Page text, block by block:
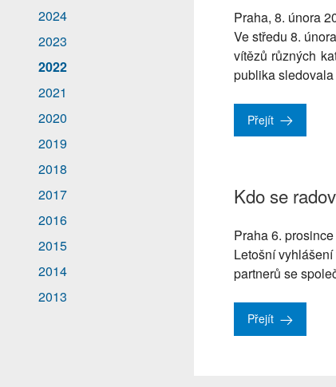
2024
2023
2022
2021
2020
2019
2018
2017
2016
2015
2014
2013
Praha, 8. února
Ve středu 8.
vítězů různých
publika
Přejít
Kdo se
Praha 6.
Letošní
partnerů se
Přejít